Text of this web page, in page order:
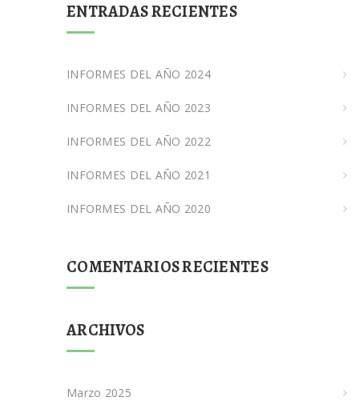
ENTRADAS RECIENTES
INFORMES DEL AÑO 2024
INFORMES DEL AÑO 2023
INFORMES DEL AÑO 2022
INFORMES DEL AÑO 2021
INFORMES DEL AÑO 2020
COMENTARIOS RECIENTES
ARCHIVOS
Marzo 2025